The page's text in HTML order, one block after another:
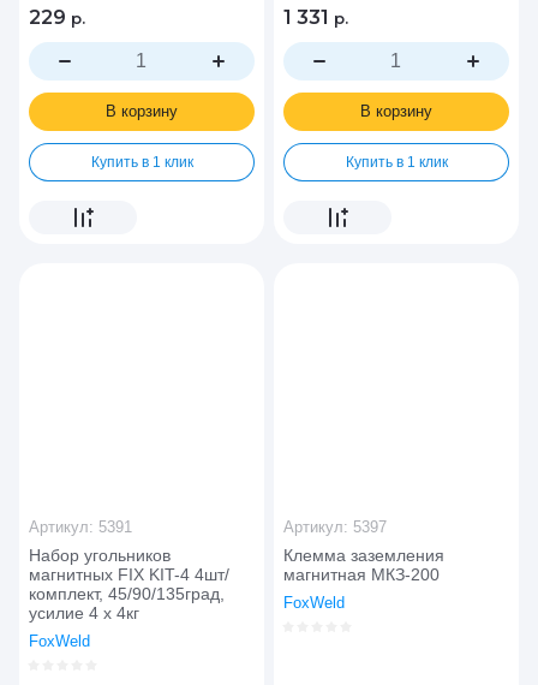
229 р.
В корзину
Купить в 1 клик
1 331 р.
В корзину
Купить в 1 клик
Набор угольников
магнитных FIX KIT-4 4шт/
комплект, 45/90/135град,
усилие 4 х 4кг
FoxWeld
Артикул: 5391
Клемма заземления
магнитная МКЗ-200
FoxWeld
Артикул: 5397